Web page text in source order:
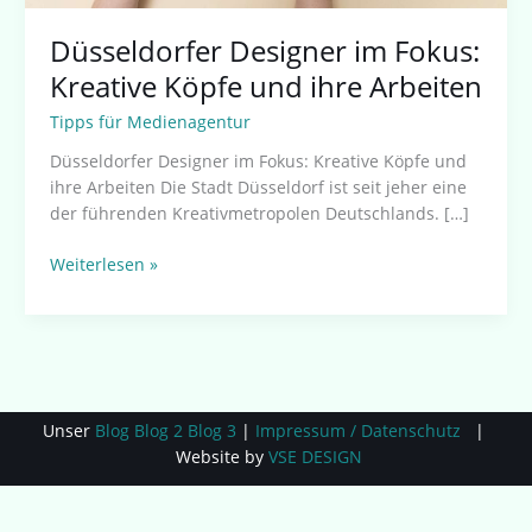
Düsseldorfer Designer im Fokus:
Kreative Köpfe und ihre Arbeiten
Tipps für Medienagentur
Düsseldorfer Designer im Fokus: Kreative Köpfe und
ihre Arbeiten Die Stadt Düsseldorf ist seit jeher eine
der führenden Kreativmetropolen Deutschlands. […]
Weiterlesen »
Unser Blog Blog 2 Blog 3 | Impressum / Datenschutz |
Website by VSE DESIGN